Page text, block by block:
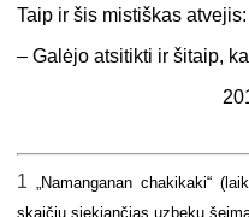
Taip ir šis mistiškas atvejis:
– Galėjo atsitikti ir šitaip,
1 „Namanganan chakikaki“
skaičių siekiančias uzbekų